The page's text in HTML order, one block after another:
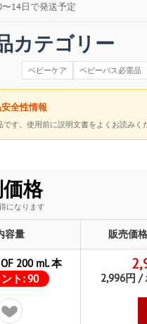
14日で発送予定
カテゴリー
ベビーケア ベビーバス必需品
全性情報
です。使用前に説明文書をよくお読みく
格
になります
容量 販売価
200 ml. 本
ト:90 2,996円 /